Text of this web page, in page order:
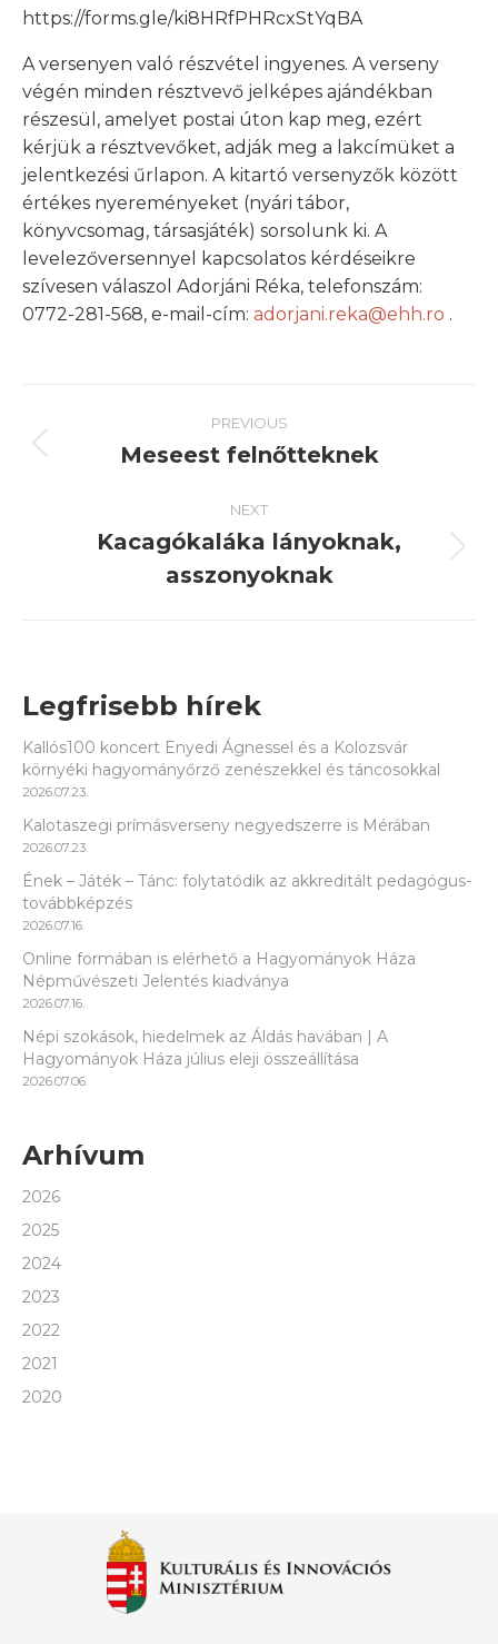
https://forms.gle/ki8HRfPHRcxStYqBA
A versenyen való részvétel ingyenes. A verseny
végén minden résztvevő jelképes ajándékban
részesül, amelyet postai úton kap meg, ezért
kérjük a résztvevőket, adják meg a lakcímüket a
jelentkezési űrlapon. A kitartó versenyzők között
értékes nyereményeket (nyári tábor,
könyvcsomag, társasjáték) sorsolunk ki. A
levelezőversennyel kapcsolatos kérdéseikre
szívesen válaszol Adorjáni Réka, telefonszám:
0772-281-568, e-mail-cím: adorjani.reka@ehh.ro .
navigation
PREVIOUS
Previous
Meseest felnőtteknek
NEXT
post:
Kacagókaláka lányoknak,
asszonyoknak
Legfrisebb hírek
Kallós100 koncert Enyedi Ágnessel és a Kolozsvár
környéki hagyományőrző zenészekkel és táncosokkal
2026.07.23.
Kalotaszegi prímásverseny negyedszerre is Mérában
2026.07.23.
Ének – Játék – Tánc: folytatódik az akkreditált pedagógus-
továbbképzés
2026.07.16.
Online formában is elérhető a Hagyományok Háza
Népművészeti Jelentés kiadványa
2026.07.16.
Népi szokások, hiedelmek az Áldás havában | A
Hagyományok Háza július eleji összeállítása
2026.07.06.
Arhívum
2026
2025
2024
2023
2022
2021
2020